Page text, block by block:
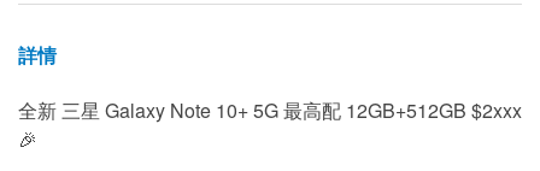
詳情
全新 三星 Galaxy Note 10+ 5G 最高配 12GB+512GB $2xxx
🎉